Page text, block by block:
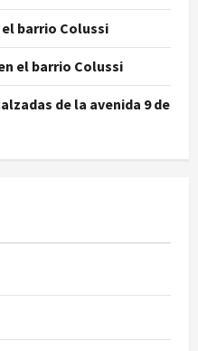
barrio Colussi
el barrio Colussi
de la avenida 9 de